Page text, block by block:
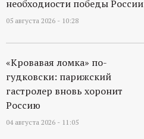
необходиости победы России
05 августа 2026 - 10:28
«Кровавая ломка» по-
гудковски: парижский
гастролер вновь хоронит
Россию
04 августа 2026 - 11:05